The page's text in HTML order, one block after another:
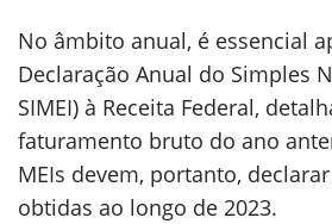
No âmbito anual, é essencial
Declaração Anual do Simples
SIMEI) à Receita Federal,
faturamento bruto do ano
MEIs devem, portanto,
obtidas ao longo de 2023.